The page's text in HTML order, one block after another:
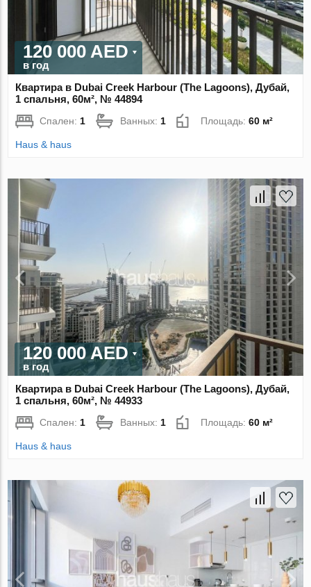
120 000 AED
в год
Квартира в Dubai Creek Harbour (The Lagoons), Дубай,
1 спальня, 60м², № 44894
Спален: 1 Ванных: 1 Площадь:60 м²
Haus & haus
120 000 AED
в год
Квартира в Dubai Creek Harbour (The Lagoons), Дубай,
1 спальня, 60м², № 44933
Спален: 1 Ванных: 1 Площадь:60 м²
Haus & haus